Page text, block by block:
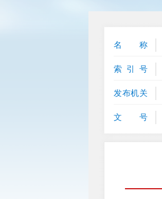
名 称
索 引 号
发布机关
文 号